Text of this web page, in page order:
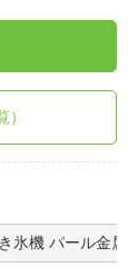
氷機 パール金属